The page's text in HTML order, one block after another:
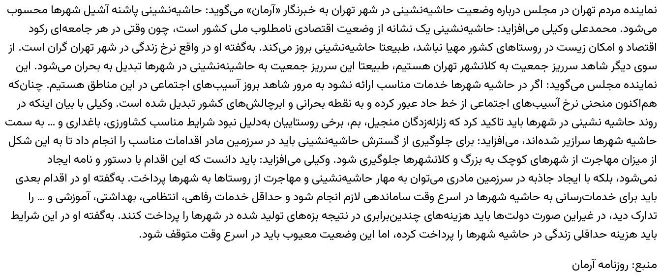
نماینده مردم تهران در مجلس درباره وضعیت حاشیه‌نشینی در شهر تهران به خبرنگار «آرمان» می‌گوید: حاشیه‌نشینی پاشنه آشیل شهرها محسوب
می‌شود. محمد‌علی وکیلی می‌افزاید: حاشیه‌نشینی یک نشانه از وضعیت اقتصادی نامطلوب ملی کشور است، چون وقتی در هر جامعه‌ای رکود
اقتصاد و امکان زیست در روستاهای کشور مهیا نباشد، طبیعتا حاشیه‌نشینی بروز می‌کند. به‌گفته او در واقع نرخ زندگی در شهر تهران گران است. از
سوی دیگر شاهد سرریز جمعیت به کلانشهر تهران هستیم، طبیعتا این سرریز جمعیت به حاشینه‌نشینی در شهرها تبدیل به بحران می‌شود. این
نماینده مجلس می‌گوید: اگر در حاشیه شهرها خدمات مناسب ارائه نشود به مرور شاهد بروز آسیب‌های اجتماعی در این مناطق هستیم. چنان‌که
هم‌اکنون منحنی نرخ آسیب‌های اجتماعی از خط حاد عبور کرده و به نقطه بحرانی و ابرچالش‌های کشور تبدیل شده است. وکیلی با بیان اینکه در
روند حاشیه نشینی در شهرها باید تاکید کرد که زلزله‌زدگان منجیل، بم، برخی روستاییان به‌دلیل نبود شرایط مناسب کشاورزی، باغداری و … به سمت
حاشیه شهرها سرازیر شده‌اند، می‌افزاید: برای جلوگیری از گسترش حاشیه‌نشینی باید در سرزمین مادر اقدامات مناسب را انجام داد تا به این شکل
از میزان مهاجرت از شهرهای کوچک به بزرگ و کلانشهرها جلوگیری شود. وکیلی می‌افزاید: باید دانست که این اقدام با دستور و نامه ایجاد
نمی‌شود، بلکه با ایجاد جاذبه در سرزمین مادری می‌توان به مهار حاشیه‌نشینی و مهاجرت از روستاها به شهرها پرداخت. به‌گفته او در اقدام بعدی
باید برای خدمات‌رسانی به حاشیه شهرها در اسرع وقت ساماندهی لازم انجام شود و حداقل خدمات رفاهی، انتظامی، بهداشتی، آموزشی و … را
تدارک دید، در غیراین صورت دولت‌ها باید هزینه‌های چندین‌برابری در نتیجه بزه‌های تولید شده در شهرها را پرداخت کنند. به‌گفته او در این شرایط
باید هزینه حداقلی زندگی در حاشیه شهرها را پرداخت کرده، اما این وضعیت معیوب باید در اسرع وقت متوقف شود.
منبع: روزنامه آرمان